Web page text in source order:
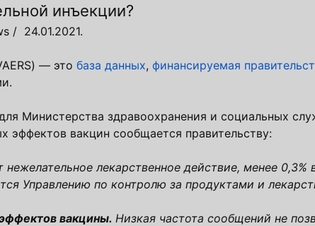
инъекции?
/ 24.01.2021.
— это база данных, финансируемая
Министерства здравоохранения и социальных
эффектов вакцин сообщается правительству:
лекарственное действие, менее 0,3%
Управлению по контролю за продуктами и
вакцины. Низкая частота сообщений не